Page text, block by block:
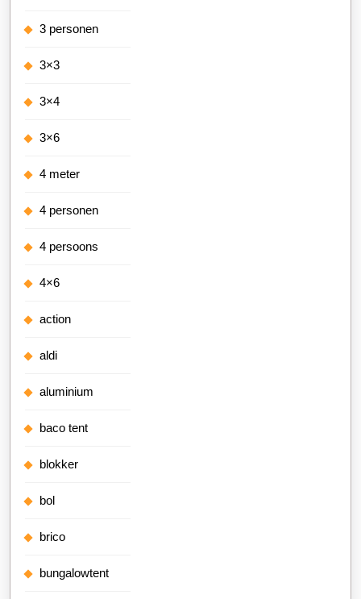
3 personen
3×3
3×4
3×6
4 meter
4 personen
4 persoons
4×6
action
aldi
aluminium
baco tent
blokker
bol
brico
bungalowtent